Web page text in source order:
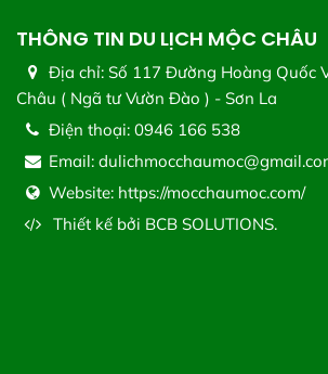
THÔNG TIN DU LỊCH MỘC CHÂU
Địa chỉ: Số 117 Đường Hoàng Quốc
Châu ( Ngã tư Vườn Đào ) - Sơn La
Điện thoại: 0946 166 538
Email:
Website: https://mocchaumoc.com/
Thiết kế bởi BCB SOLUTIONS.